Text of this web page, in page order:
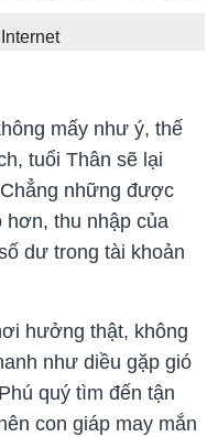
mấy như ý, thế
tuổi Thân sẽ lại
những được
hơn, thu nhập của
dư trong tài khoản
hưởng thật, không
như diều gặp gió
quý tìm đến tận
con giáp may mắn